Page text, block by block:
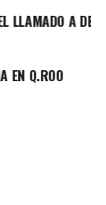
al
nacional
de mantener
A
Q.ROO